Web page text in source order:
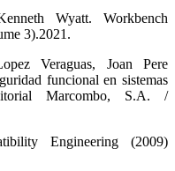
Wyatt. Workbench
3).2021.
Veraguas, Joan Pere
funcional en sistemas
Marcombo, S.A. /
Engineering (2009)